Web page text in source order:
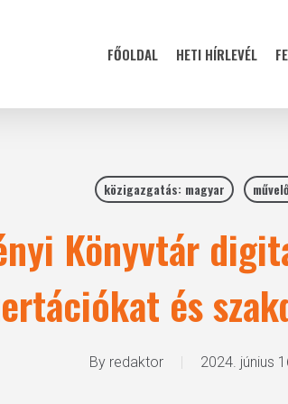
FŐOLDAL HETI HÍRLEVÉL
közigazgatás: magyar
Könyvtár
és
By redaktor 2024. június